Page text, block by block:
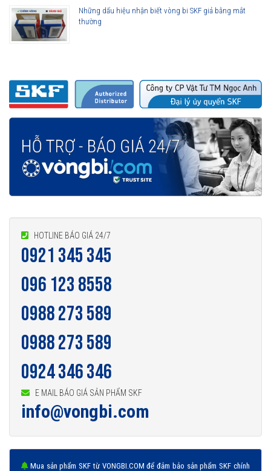
Những dấu hiệu nhận biết vòng bi SKF giả bằng mắt
thường
HOTLINE BÁO GIÁ 24/7
0921 345 345
096 123 8558
0988 273 589
0988 273 589
0924 346 346
E MAIL BÁO GIÁ SẢN PHẨM SKF
info@vongbi.com
Mua sản phẩm SKF từ VONGBI.COM để đảm bảo sản phẩm SKF chính